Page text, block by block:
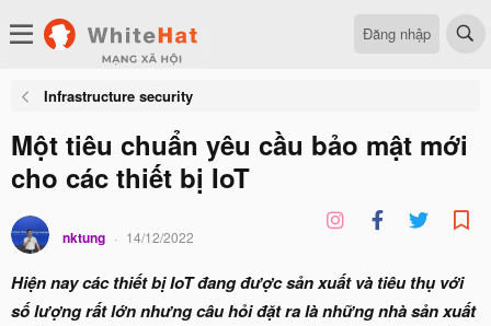
Đăng nhập
Infrastructure security
Một tiêu chuẩn yêu cầu bảo mật mới
cho các thiết bị IoT
nktung 14/12/2022
Hiện nay các thiết bị IoT đang được sản xuất và tiêu thụ với
số lượng rất lớn nhưng câu hỏi đặt ra là những nhà sản xuất